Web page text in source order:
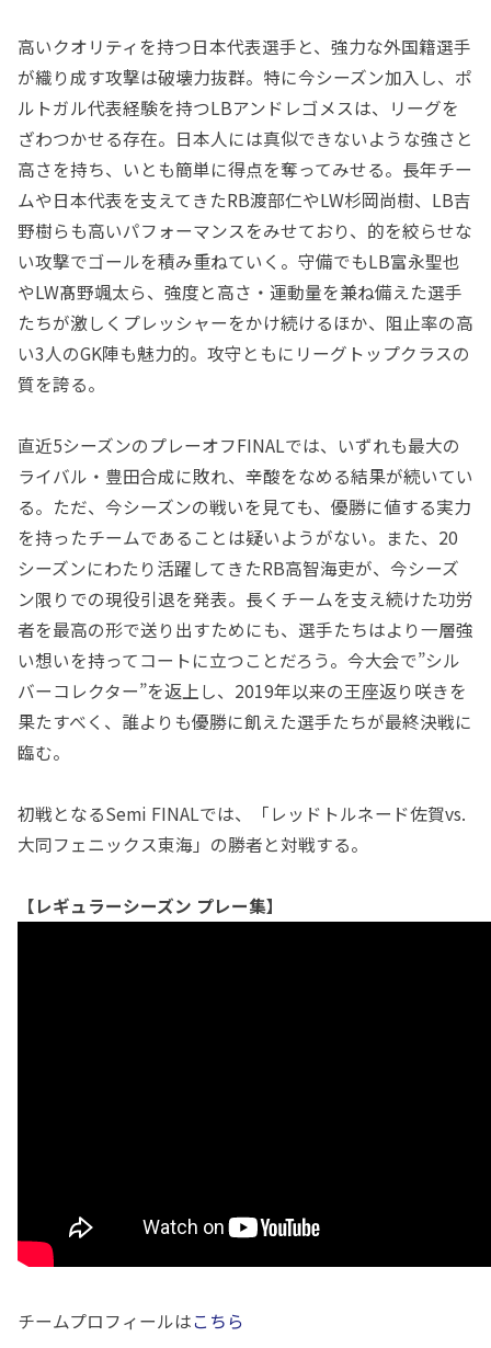
高いクオリティを持つ日本代表選手と、強力な外国籍選手
が織り成す攻撃は破壊力抜群。特に今シーズン加入し、ポ
ルトガル代表経験を持つLBアンドレゴメスは、リーグを
ざわつかせる存在。日本人には真似できないような強さと
高さを持ち、いとも簡単に得点を奪ってみせる。長年チー
ムや日本代表を支えてきたRB渡部仁やLW杉岡尚樹、LB吉
野樹らも高いパフォーマンスをみせており、的を絞らせな
い攻撃でゴールを積み重ねていく。守備でもLB富永聖也
やLW髙野颯太ら、強度と高さ・運動量を兼ね備えた選手
たちが激しくプレッシャーをかけ続けるほか、阻止率の高
い3人のGK陣も魅力的。攻守ともにリーグトップクラスの
質を誇る。
直近5シーズンのプレーオフFINALでは、いずれも最大の
ライバル・豊田合成に敗れ、辛酸をなめる結果が続いてい
る。ただ、今シーズンの戦いを見ても、優勝に値する実力
を持ったチームであることは疑いようがない。また、20
シーズンにわたり活躍してきたRB高智海吏が、今シーズ
ン限りでの現役引退を発表。長くチームを支え続けた功労
者を最高の形で送り出すためにも、選手たちはより一層強
い想いを持ってコートに立つことだろう。今大会で”シル
バーコレクター”を返上し、2019年以来の王座返り咲きを
果たすべく、誰よりも優勝に飢えた選手たちが最終決戦に
臨む。
初戦となるSemi FINALでは、「レッドトルネード佐賀vs.
大同フェニックス東海」の勝者と対戦する。
【レギュラーシーズン プレー集】
チームプロフィールはこちら